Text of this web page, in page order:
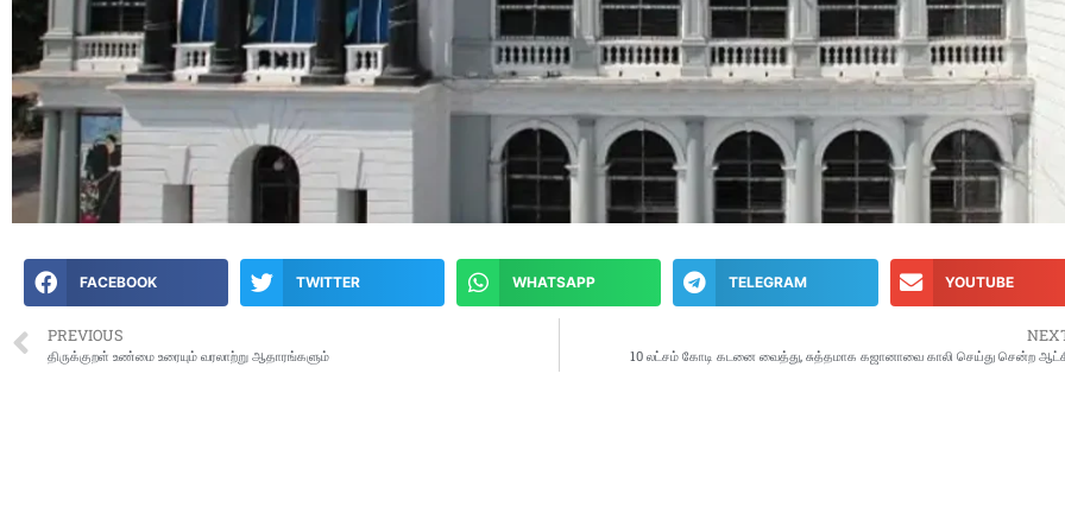
FACEBOOK TWITTER WHATSAPP TELEGRAM YOUTUBE
PREVIOUS
திருக்குறள் உண்மை உரையும் வரலாற்று ஆதாரங்களும் 10 லட்சம் கோடி கடனை வைத்து, சுத்தமாக கஜானாவை காலி செய்து சென்ற